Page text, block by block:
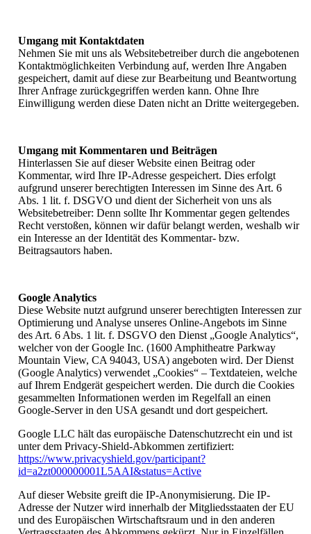
Umgang mit Kontaktdaten
Nehmen Sie mit uns als Websitebetreiber durch die angebotenen
Kontaktmöglichkeiten Verbindung auf, werden Ihre Angaben
gespeichert, damit auf diese zur Bearbeitung und Beantwortung
Ihrer Anfrage zurückgegriffen werden kann. Ohne Ihre
Einwilligung werden diese Daten nicht an Dritte weitergegeben.
Umgang mit Kommentaren und Beiträgen
Hinterlassen Sie auf dieser Website einen Beitrag oder
Kommentar, wird Ihre IP-Adresse gespeichert. Dies erfolgt
aufgrund unserer berechtigten Interessen im Sinne des Art. 6
Abs. 1 lit. f. DSGVO und dient der Sicherheit von uns als
Websitebetreiber: Denn sollte Ihr Kommentar gegen geltendes
Recht verstoßen, können wir dafür belangt werden, weshalb wir
ein Interesse an der Identität des Kommentar- bzw.
Beitragsautors haben.
Google Analytics
Diese Website nutzt aufgrund unserer berechtigten Interessen zur
Optimierung und Analyse unseres Online-Angebots im Sinne
des Art. 6 Abs. 1 lit. f. DSGVO den Dienst „Google Analytics“,
welcher von der Google Inc. (1600 Amphitheatre Parkway
Mountain View, CA 94043, USA) angeboten wird. Der Dienst
(Google Analytics) verwendet „Cookies“ – Textdateien, welche
auf Ihrem Endgerät gespeichert werden. Die durch die Cookies
gesammelten Informationen werden im Regelfall an einen
Google-Server in den USA gesandt und dort gespeichert.
Google LLC hält das europäische Datenschutzrecht ein und ist
unter dem Privacy-Shield-Abkommen zertifiziert:
https://www.privacyshield.gov/participant?
id=a2zt000000001L5AAI&status=Active
Auf dieser Website greift die IP-Anonymisierung. Die IP-
Adresse der Nutzer wird innerhalb der Mitgliedsstaaten der EU
und des Europäischen Wirtschaftsraum und in den anderen